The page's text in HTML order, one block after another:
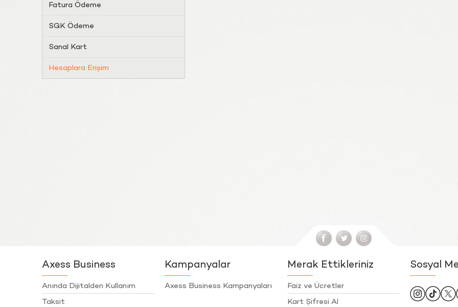
Fatura Ödeme
SGK Ödeme
Sanal Kart
Hesaplara Erişim
Axess Business
Anında Dijitalden Kullanım
Taksit
Kampanyalar
Axess Business Kampanyaları
Merak Ettikleriniz
Faiz ve Ücretler
Kart Şifresi Al
Sosyal